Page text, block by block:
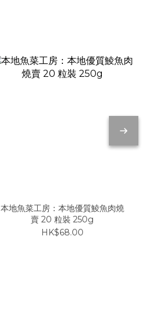
本地魚菜工房：本地優質鯪魚肉燒
賣 20 粒裝 250g
HK$68.00